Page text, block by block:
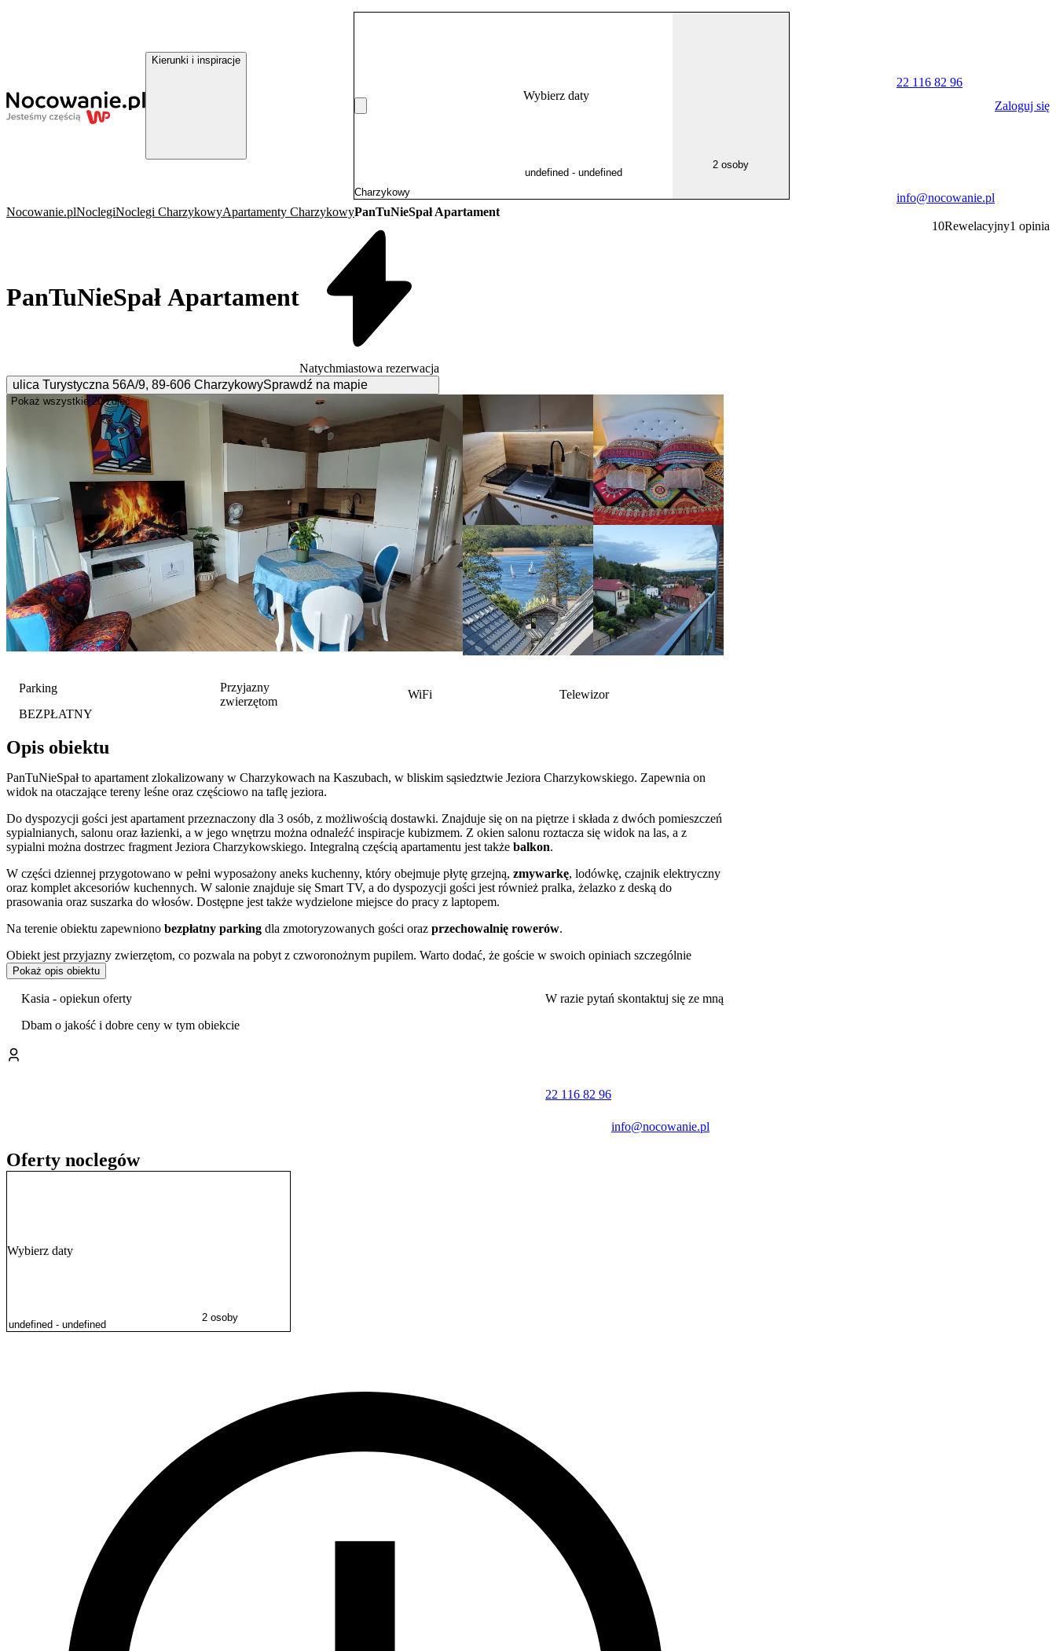
Kierunki i inspiracje
Wybierz daty
2 osoby
22 116 82 96
info@nocowanie.pl
Zaloguj się
Nocowanie.plNoclegiNoclegi CharzykowyApartamenty CharzykowyPanTuNieSpał Apartament
PanTuNieSpał Apartament
Natychmiastowa rezerwacja
ulica Turystyczna 56A/9, 89-606 CharzykowySprawdź na mapie
10Rewelacyjny1 opinia
Pokaż wszystkie 20 zdjęć
Parking
BEZPŁATNY
Przyjazny
zwierzętom
WiFi Telewizor
Opis obiektu
PanTuNieSpał to apartament zlokalizowany w Charzykowach na Kaszubach, w bliskim sąsiedztwie Jeziora Charzykowskiego. Zapewnia on
widok na otaczające tereny leśne oraz częściowo na taflę jeziora.
Do dyspozycji gości jest apartament przeznaczony dla 3 osób, z możliwością dostawki. Znajduje się on na piętrze i składa z dwóch pomieszczeń
sypialnianych, salonu oraz łazienki, a w jego wnętrzu można odnaleźć inspiracje kubizmem. Z okien salonu roztacza się widok na las, a z
sypialni można dostrzec fragment Jeziora Charzykowskiego. Integralną częścią apartamentu jest także balkon.
W części dziennej przygotowano w pełni wyposażony aneks kuchenny, który obejmuje płytę grzejną, zmywarkę, lodówkę, czajnik elektryczny
oraz komplet akcesoriów kuchennych. W salonie znajduje się Smart TV, a do dyspozycji gości jest również pralka, żelazko z deską do
prasowania oraz suszarka do włosów. Dostępne jest także wydzielone miejsce do pracy z laptopem.
Na terenie obiektu zapewniono bezpłatny parking dla zmotoryzowanych gości oraz przechowalnię rowerów.
Obiekt jest przyjazny zwierzętom, co pozwala na pobyt z czworonożnym pupilem. Warto dodać, że goście w swoich opiniach szczególnie
wysoko oceniają czystość, wygodę oraz obsługę apartamentu.
Apartament położony jest przy ulicy Turystycznej, w niewielkiej odległości od strzeżonej plaży w Charzykowach. Okolica, będąca częścią
znajduje sięPark Narodowy Bory Tucholskie
Pokaż opis obiektu
Kasia - opiekun oferty
Dbam o jakość i dobre ceny w tym obiekcie
W razie pytań skontaktuj się ze mną
22 116 82 96
info@nocowanie.pl
Oferty noclegów
Wybierz daty
2 osoby